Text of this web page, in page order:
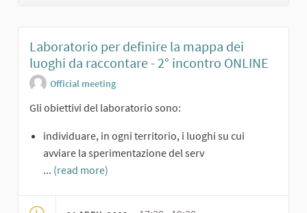
Laboratorio per definire la mappa dei
luoghi da raccontare - 2° incontro ONLINE
Official meeting
Gli obiettivi del laboratorio sono:
individuare, in ogni territorio, i luoghi su cui
avviare la sperimentazione del serv
... (read more)